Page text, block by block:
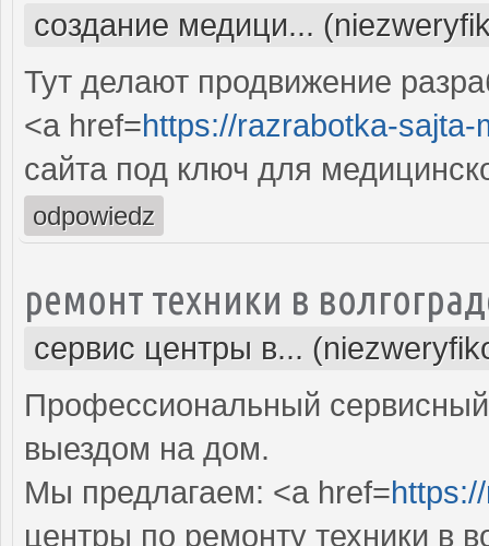
создание медици...
Тут делают продвижение
<a href=https://razrabotka-
сайта под ключ для
odpowiedz
ремонт техники в
сервис центры в...
Профессиональный
выездом на дом.
Мы предлагаем: <a href=
центры по ремонту техники в